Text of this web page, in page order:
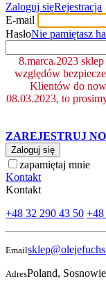
Zaloguj sięRejestracja
E-mail
HasłoNie pamiętasz
8.marca.2023
względów
Klientów do
08.03.2023, to
ZAREJESTRUJ
Zaloguj się
zapamiętaj mnie
Kontakt
Kontakt
+48 32 290 43 50 +48
Email
AdresPoland,